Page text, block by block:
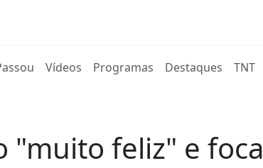
Vídeos Programas Destaques TNT
"muito feliz" e